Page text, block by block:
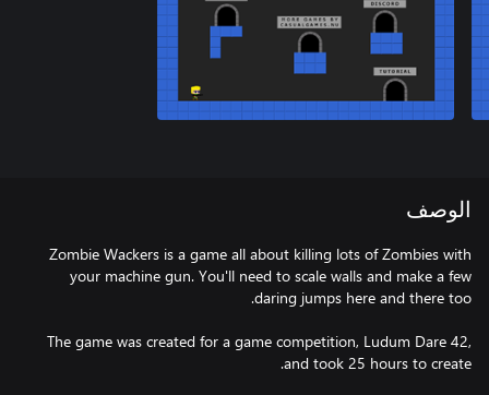
الوصف
Zombie Wackers is a game all about killing lots of Zombies with
your machine gun. You'll need to scale walls and make a few
The game was created for a game competition, Ludum Dare 42,